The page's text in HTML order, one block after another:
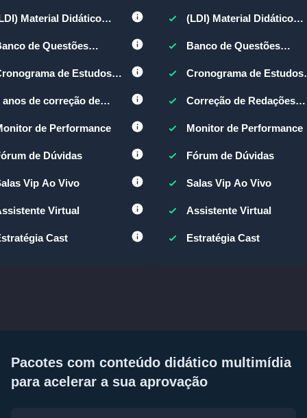
Material Didático
de Questões
de Estudos
anos de correção de
de Performance
de Dúvidas
Vip Ao Vivo
Virtual
Cast
(LDI) Material Didático
Banco de Questões
Cronograma de Estudos
Correção de Redações
Monitor de Performance
Fórum de Dúvidas
Salas Vip Ao Vivo
Assistente Virtual
Estratégia Cast
Pacotes com conteúdo didático multimídia
para acelerar a sua aprovação